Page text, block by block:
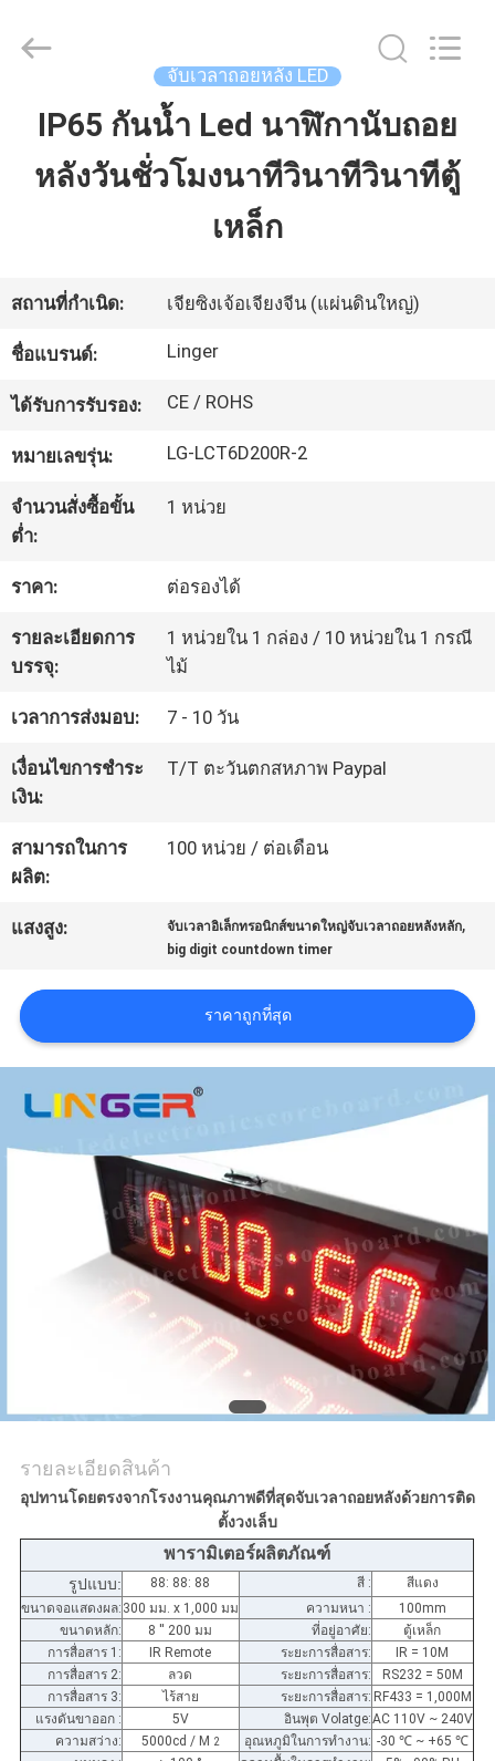
บ้าน
เกี่ยว
กับ
เรา
โรงงาน
คุณภาพ
ติดต่อ
เรา
ข่าว
ใบ
เสนอ
ราคา
เว็บไซต์
Linger
Electronic
จับเวลาถอยหลัง LED
IP65 กันน้ำ Led นาฬิกานับถอย
หลังวันชั่วโมงนาทีวินาทีวินาทีตู้
เหล็ก
สถานที่กำเนิด: เจียซิงเจ้อเจียงจีน (แผ่นดินใหญ่)
ชื่อแบรนด์: Linger
ได้รับการรับรอง: CE / ROHS
หมายเลขรุ่น: LG-LCT6D200R-2
จำนวนสั่งซื้อขั้น
ต่ำ:
1 หน่วย
ราคา: ต่อรองได้
รายละเอียดการ
บรรจุ:
1 หน่วยใน 1 กล่อง / 10 หน่วยใน 1 กรณี
ไม้
เวลาการส่งมอบ: 7 - 10 วัน
เงื่อนไขการชำระ
เงิน:
T/T ตะวันตกสหภาพ Paypal
สามารถในการ
ผลิต:
100 หน่วย / ต่อเดือน
แสงสูง: จับเวลาอิเล็กทรอนิกส์ขนาดใหญ่จับเวลาถอยหลังหลัก,
big digit countdown timer
ราคาถูกที่สุด
รายละเอียดสินค้า
อุปทานโดยตรงจากโรงงานคุณภาพดีที่สุดจับเวลาถอยหลังด้วยการติด
ตั้งวงเล็บ
พารามิเตอร์ผลิตภัณฑ์
รูปแบบ: 88: 88: 88 สี :
สีแดง
ขนาดจอแสดงผล: 300 มม. x 1,000 มม ความหนา :
100mm
ขนาดหลัก:
8 '' 200 มม ที่อยู่อาศัย:
ตู้เหล็ก
การสื่อสาร 1:
IR Remote ระยะการสื่อสาร:
IR = 10M
การสื่อสาร 2:
ลวด ระยะการสื่อสาร:
RS232 = 50M
การสื่อสาร 3:
ไร้สาย ระยะการสื่อสาร: RF433 = 1,000M
แรงดันขาออก :
5V อินพุต Volatge:AC 110V ~ 240V
ความสว่าง:
5000cd / M 2 อุณหภูมิในการทำงาน: -30 ℃~ +65 ℃